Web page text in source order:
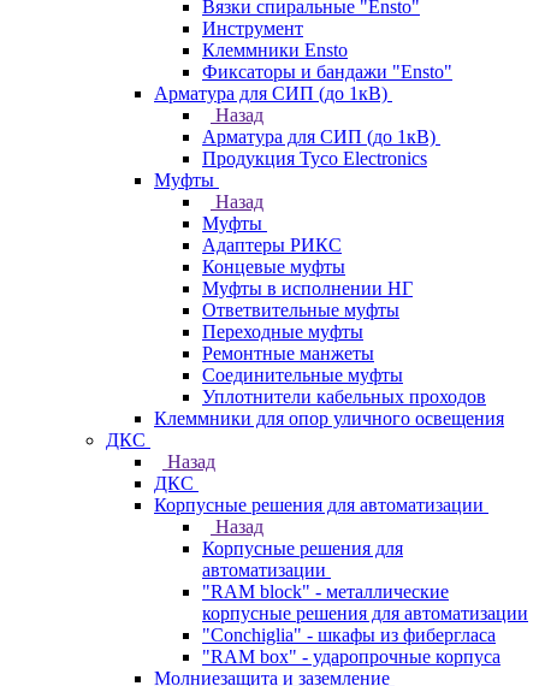
Вязки спиральные "Ensto"
Инструмент
Клеммники Ensto
Фиксаторы и бандажи "Ensto"
Арматура для СИП (до 1кВ)
Назад
Арматура для СИП (до 1кВ)
Продукция Tyco Electronics
Муфты
Назад
Муфты
Адаптеры РИКС
Концевые муфты
Муфты в исполнении НГ
Ответвительные муфты
Переходные муфты
Ремонтные манжеты
Соединительные муфты
Уплотнители кабельных проходов
Клеммники для опор уличного освещения
ДКС
Назад
ДКС
Корпусные решения для автоматизации
Назад
Корпусные решения для
автоматизации
"RAM block" - металлические
корпусные решения для автоматизации
"Conchiglia" - шкафы из фибергласа
"RAM box" - ударопрочные корпуса
Молниезащита и заземление